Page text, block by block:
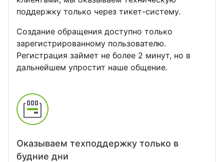
МиниМаркет - лендинг с
и онлайн-оплатой
Премиум - лендинг с
поддержку только через тикет-систему.
Создание обращения доступно только
зарегистрированному пользователю.
Регистрация займет не более 2 минут, но в
дальнейшем упростит наше общение.
Оказываем техподдержку только в
будние дни